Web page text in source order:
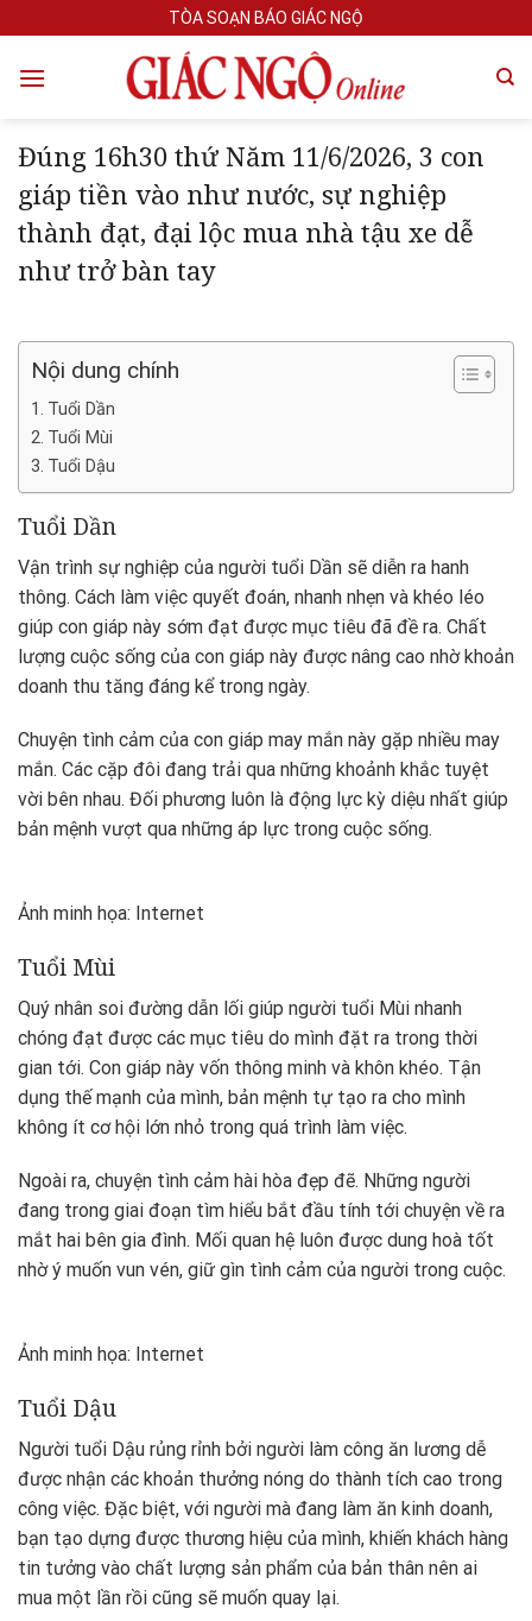
to
content
TÒA SOẠN BÁO GIÁC NGỘ
Đúng 16h30 thứ Năm 11/6/2026, 3 con
giáp tiền vào như nước, sự nghiệp
thành đạt, đại lộc mua nhà tậu xe dễ
như trở bàn tay
Nội dung chính
Tuổi Dần
Tuổi Mùi
Tuổi Dậu
Tuổi Dần
Vận trình sự nghiệp của người tuổi Dần sẽ diễn ra hanh
thông. Cách làm việc quyết đoán, nhanh nhẹn và khéo léo
giúp con giáp này sớm đạt được mục tiêu đã đề ra. Chất
lượng cuộc sống của con giáp này được nâng cao nhờ khoản
doanh thu tăng đáng kể trong ngày.
Chuyện tình cảm của con giáp may mắn này gặp nhiều may
mắn. Các cặp đôi đang trải qua những khoảnh khắc tuyệt
vời bên nhau. Đối phương luôn là động lực kỳ diệu nhất giúp
bản mệnh vượt qua những áp lực trong cuộc sống.
Ảnh minh họa: Internet
Tuổi Mùi
Quý nhân soi đường dẫn lối giúp người tuổi Mùi nhanh
chóng đạt được các mục tiêu do mình đặt ra trong thời
gian tới. Con giáp này vốn thông minh và khôn khéo. Tận
dụng thế mạnh của mình, bản mệnh tự tạo ra cho mình
Ngoài ra, chuyện tình cảm hài hòa đẹp đẽ. Những người
đang trong giai đoạn tìm hiểu bắt đầu tính tới chuyện về ra
mắt hai bên gia đình. Mối quan hệ luôn được dung hoà tốt
nhờ ý muốn vun vén, giữ gìn tình cảm của người trong cuộc.
Ảnh minh họa: Internet
Tuổi Dậu
Người tuổi Dậu rủng rỉnh bởi người làm công ăn lương dễ
được nhận các khoản thưởng nóng do thành tích cao trong
công việc. Đặc biệt, với người mà đang làm ăn kinh doanh,
bạn tạo dựng được thương hiệu của mình, khiến khách hàng
tin tưởng vào chất lượng sản phẩm của bản thân nên ai
mua một lần rồi cũng sẽ muốn quay lại.